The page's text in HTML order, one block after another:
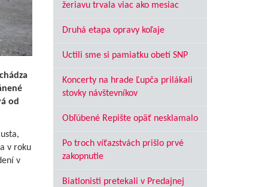
od
v roku
v
žeriavu trvala viac ako mesiac
Druhá etapa opravy koľaje
Uctili sme si pamiatku obetí SNP
Koncerty na hrade Ľupča prilákali
stovky návštevníkov
Obľúbené Repište opäť nesklamalo
Po troch víťazstvách prišlo prvé
zakopnutie
Biatlonisti pretekali v Predajnej